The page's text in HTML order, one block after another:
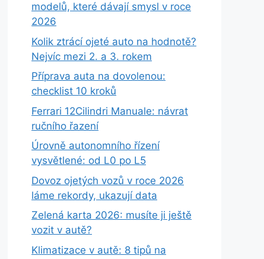
modelů, které dávají smysl v roce
2026
Kolik ztrácí ojeté auto na hodnotě?
Nejvíc mezi 2. a 3. rokem
Příprava auta na dovolenou:
checklist 10 kroků
Ferrari 12Cilindri Manuale: návrat
ručního řazení
Úrovně autonomního řízení
vysvětlené: od L0 po L5
Dovoz ojetých vozů v roce 2026
láme rekordy, ukazují data
Zelená karta 2026: musíte ji ještě
vozit v autě?
Klimatizace v autě: 8 tipů na